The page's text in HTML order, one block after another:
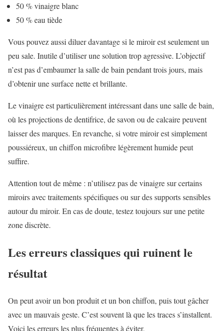
50 % vinaigre blanc
50 % eau tiède
Vous pouvez aussi diluer davantage si le miroir est seulement un
peu sale. Inutile d’utiliser une solution trop agressive. L’objectif
n’est pas d’embaumer la salle de bain pendant trois jours, mais
d’obtenir une surface nette et brillante.
Le vinaigre est particulièrement intéressant dans une salle de bain,
où les projections de dentifrice, de savon ou de calcaire peuvent
laisser des marques. En revanche, si votre miroir est simplement
poussiéreux, un chiffon microfibre légèrement humide peut
suffire.
Attention tout de même : n’utilisez pas de vinaigre sur certains
miroirs avec traitements spécifiques ou sur des supports sensibles
autour du miroir. En cas de doute, testez toujours sur une petite
zone discrète.
Les erreurs classiques qui ruinent le
résultat
On peut avoir un bon produit et un bon chiffon, puis tout gâcher
avec un mauvais geste. C’est souvent là que les traces s’installent.
Voici les erreurs les plus fréquentes à éviter.